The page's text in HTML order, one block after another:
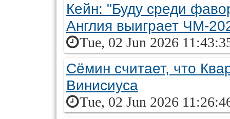
Кейн: "Буду среди
Англия выиграет ЧМ-
Tue, 02 Jun 2026
Сёмин считает, что
Винисиуса
Tue, 02 Jun 2026